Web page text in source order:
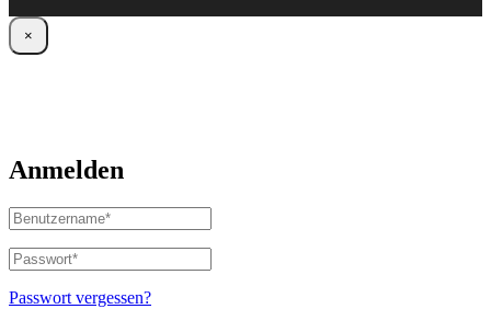
×
Anmelden
Benutzername
oder
E-
Mail-
Adresse*
Passwort*
Erforderlich
Passwort vergessen?